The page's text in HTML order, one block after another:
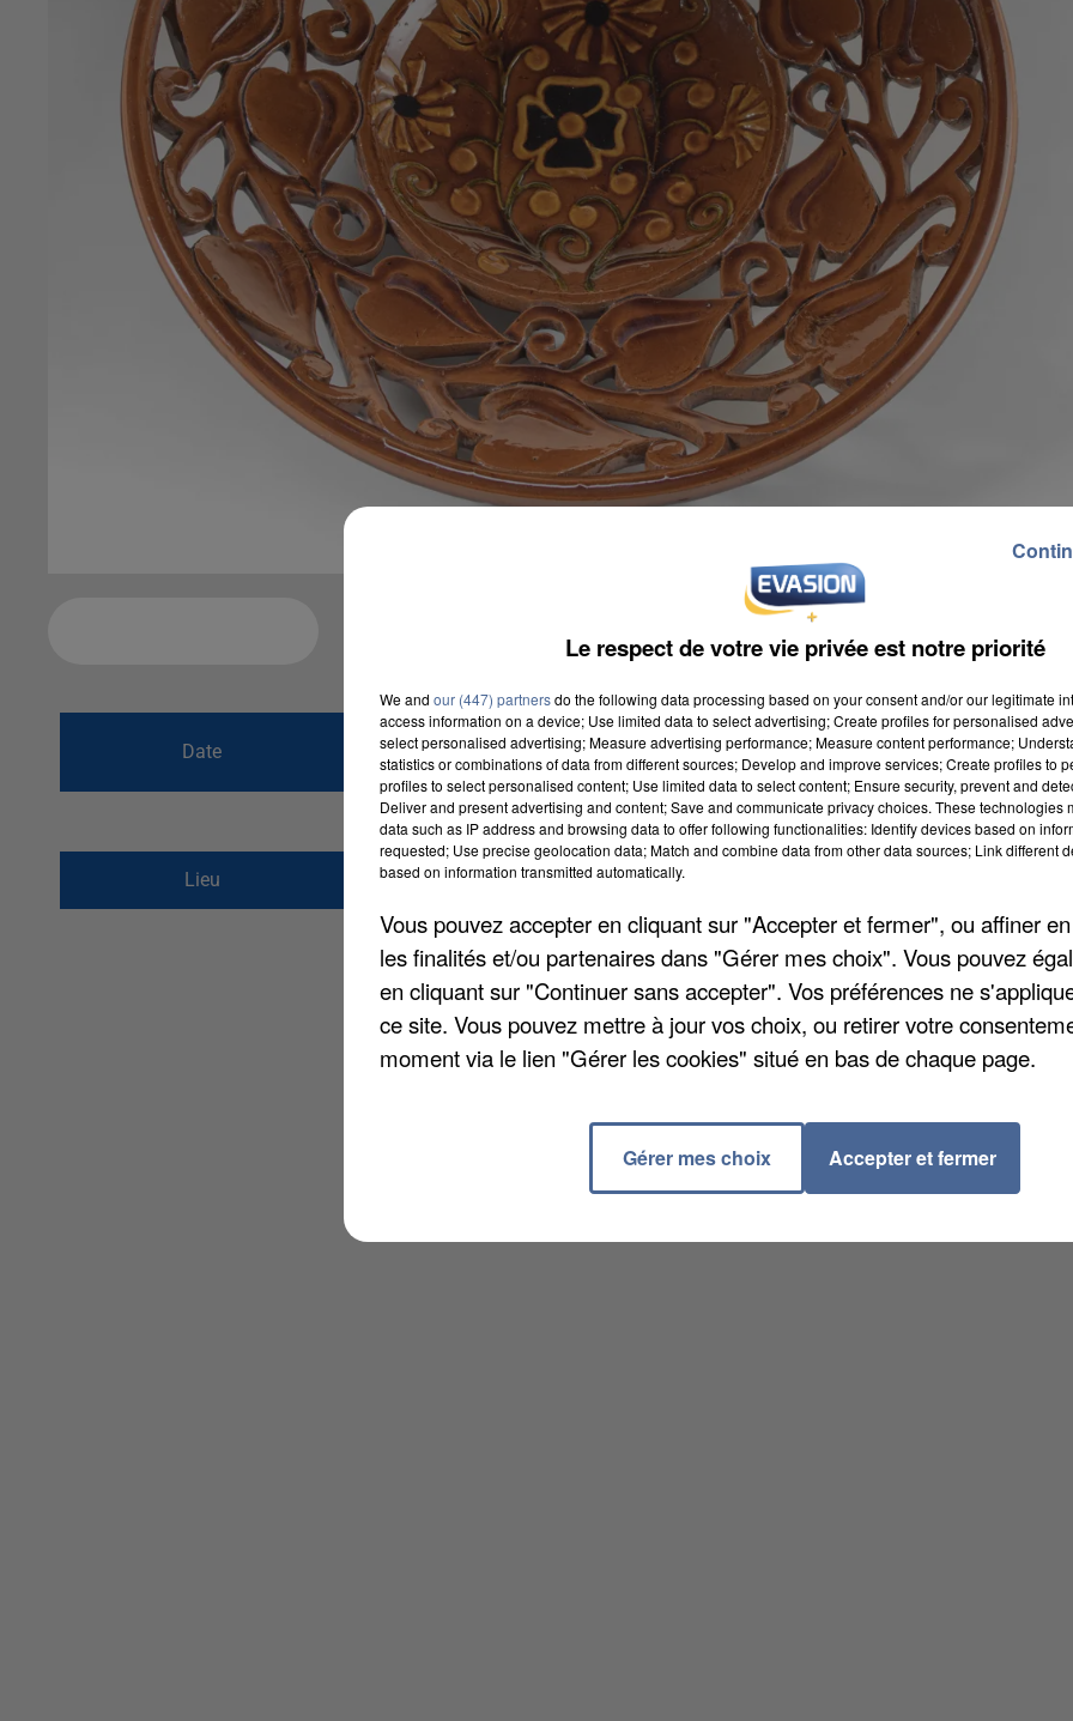
Date
du23 mars 2019 à 8h00
au23 mars 2019 à 18h59
Lieu
1 rue du Musée
Le respect de votre vie privée est notre priorité
We and our (447) partnersdo the following data processing based on your consent and/or our legitimate
access information on a device; Use limited data to select advertising; Create profiles for personalised
select personalised advertising; Measure advertising performance; Measure content performance;
statistics or combinations of data from different sources; Develop and improve services; Create profiles to
profiles to select personalised content; Use limited data to select content; Ensure security, prevent and
Deliver and present advertising and content; Save and communicate privacy choices. These technologies
data such as IP address and browsing data to offer following functionalities: Identify devices based on
requested; Use precise geolocation data; Match and combine data from other data sources; Link different
based on information transmitted automatically.
Vous pouvez accepter en cliquant sur "Accepter et fermer", ou affiner
les finalités et/ou partenaires dans "Gérer mes choix". Vous pouvez
en cliquant sur "Continuer sans accepter". Vos préférences ne
ce site. Vous pouvez mettre à jour vos choix, ou retirer votre
moment via le lien "Gérer les cookies" situé en bas de chaque page.
Gérer mes choix Accepter et fermer